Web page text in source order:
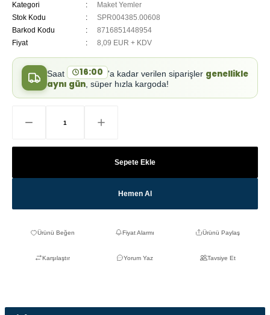
Kategori
Maket Yemler
Stok Kodu
SPR004385.00608
Barkod Kodu
8716851448954
Fiyat
8,09 EUR + KDV
Saat 16:00 'a kadar verilen siparişler genellikle
aynı gün, süper hızla kargoda!
Sepete Ekle
Hemen Al
Fiyat Alarmı Ürünü Paylaş
Karşılaştır Yorum Yaz Tavsiye Et